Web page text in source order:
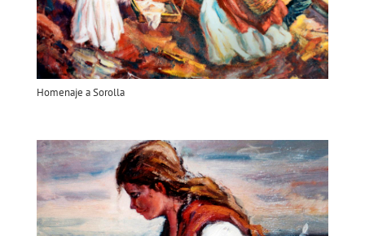
Homenaje a Sorolla